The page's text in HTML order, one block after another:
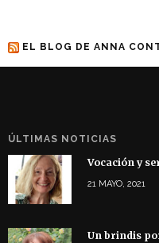
EL BLOG DE ANNA
ÚLTIMAS NOTICIAS
Vocación y
21 MAYO, 2021
Un brindis